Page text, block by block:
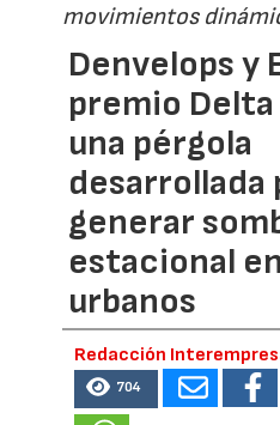
movimientos
Denvelops y
premio
una pérgola
desarrollada
generar
estacional
urbanos
Redacción
704